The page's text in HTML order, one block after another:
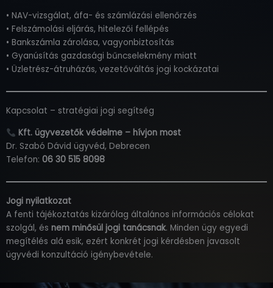
• NAV-vizsgálat, áfa- és számlázási ellenőrzés
• Felszámolási eljárás, hitelezői fellépés
• Bankszámla zárolása, vagyonbiztosítás
• Gyanúsítás gazdasági bűncselekmény miatt
• Üzletrész-átruházás, vezetőváltás jogi kockázatai
Kapcsolat – stratégiai jogi segítség
Kft. ügyvezetők védelme – hívjon most
Dr. Szabó Dávid ügyvéd, Debrecen
Telefon: 06 30 515 8098
Jogi nyilatkozat
A fenti tájékoztatás kizárólag általános információs célokat
szolgál, és nem minősül jogi tanácsnak. Minden ügy egyedi
megítélés alá esik, ezért konkrét jogi kérdésben javasolt
ügyvédi konzultáció igénybevétele.